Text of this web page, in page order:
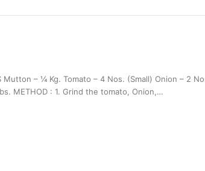
Mutton – ¼ Kg. Tomato – 4 Nos. (Small) Onion – 2
METHOD : 1. Grind the tomato, Onion,…